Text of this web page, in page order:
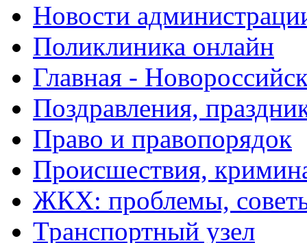
Новости
Поликлиника онлайн
Главная -
Поздравления,
Право и правопорядок
Происшествия,
ЖКХ: проблемы,
Транспортный узел